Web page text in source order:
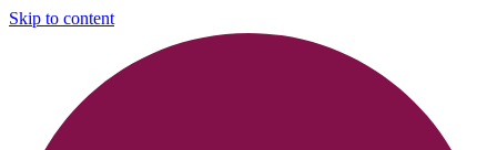
Skip to content